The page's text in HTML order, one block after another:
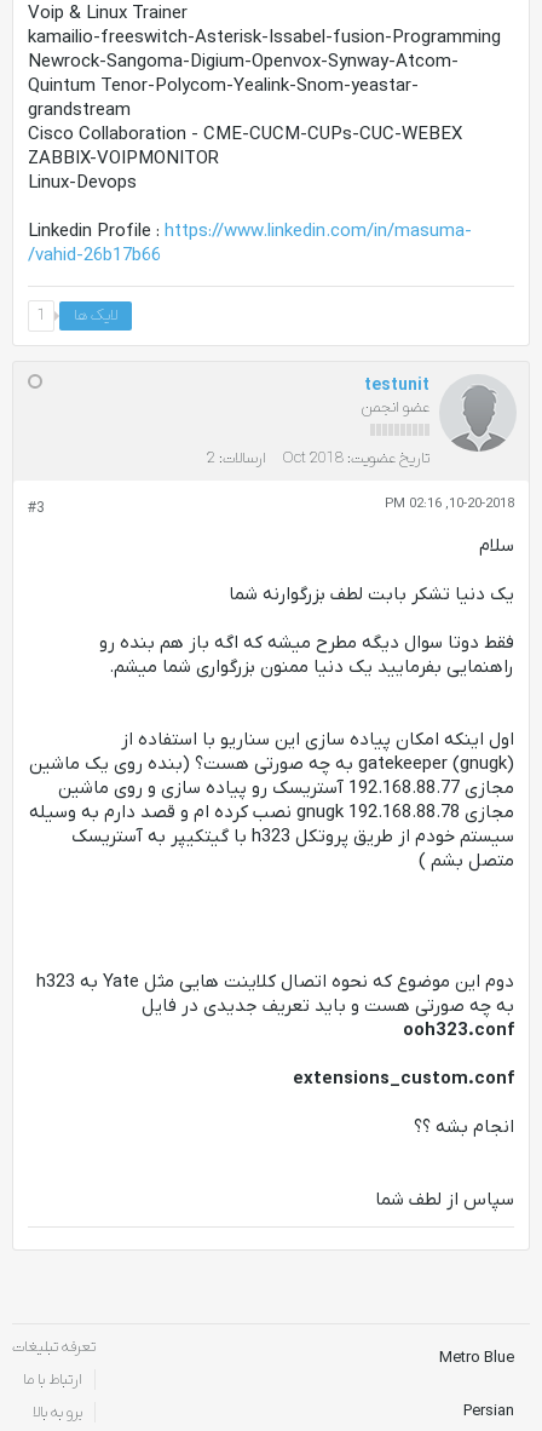
Voip & Linux Trainer
kamailio-freeswitch-Asterisk-Issabel-fusion-Programming
Newrock-Sangoma-Digium-Openvox-Synway-Atcom-
Quintum Tenor-Polycom-Yealink-Snom-yeastar-
grandstream
Cisco Collaboration - CME-CUCM-CUPs-CUC-WEBEX
ZABBIX-VOIPMONITOR
Linux-Devops
Linkedin Profile : https://www.linkedin.com/in/masuma-
vahid-26b17b66/
لایک ها 1
testunit
عضو انجمن
تاریخ عضویت: Oct 2018 ارسالات: 2
#3 10-20-2018, 02:16 PM
سلام
یک دنیا تشکر بابت لطف بزرگوارنه شما
فقط دوتا سوال دیگه مطرح میشه که اگه باز هم بنده رو
راهنمایی بفرمایید یک دنیا ممنون بزرگواری شما میشم.
اول اینکه امکان پیاده سازی این سناریو با استفاده از
gatekeeper (gnugk) به چه صورتی هست؟ (بنده روی یک ماشین
مجازی 192.168.88.77 آستریسک رو پیاده سازی و روی ماشین
مجازی 192.168.88.78 gnugk نصب کرده ام و قصد دارم به وسیله
سیستم خودم از طریق پروتکل h323 با گیتکیپر به آستریسک
متصل بشم )
دوم این موضوع که نحوه اتصال کلاینت هایی مثل Yate به h323
به چه صورتی هست و باید تعریف جدیدی در فایل
ooh323.conf
extensions_custom.conf
انجام بشه ؟؟
سپاس از لطف شما
Metro Blue
Persian
تعرفه تبلیغات
ارتباط با ما
برو به بالا